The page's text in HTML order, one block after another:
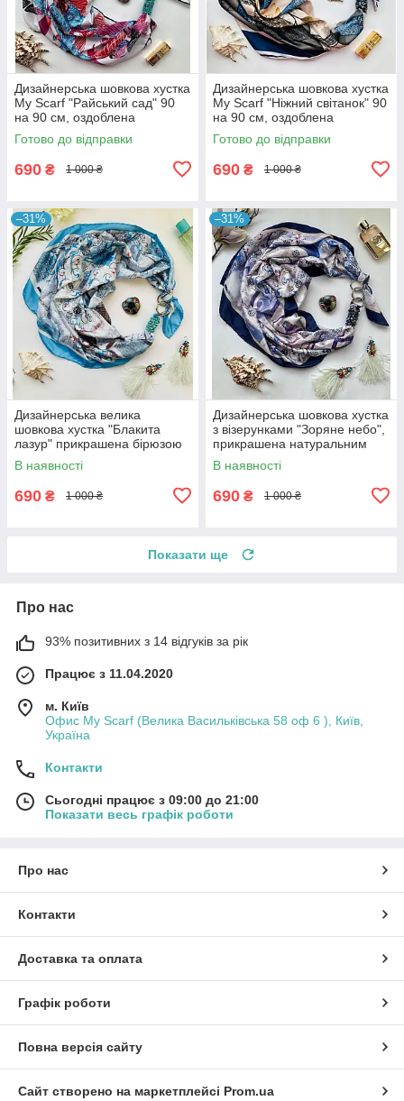
Дизайнерська шовкова хустка
My Scarf "Райський сад" 90
на 90 см, оздоблена
камінням бірюза
Готово до відправки
690 ₴ 1 000 ₴
Дизайнерська шовкова хустка
My Scarf "Ніжний світанок" 90
на 90 см, оздоблена
камінням содаліт
Готово до відправки
690 ₴ 1 000 ₴
–31%
Дизайнерська велика
шовкова хустка "Блакита
лазур" прикрашена бірюзою
90 на 90 см
В наявності
690 ₴ 1 000 ₴
–31%
Дизайнерська шовкова хустка
з візерунками "Зоряне небо",
прикрашена натуральним
каменем содалит, 90 на 90
см
В наявності
690 ₴ 1 000 ₴
Показати ще
Про нас
93% позитивних з 14 відгуків за рік
Працює з 11.04.2020
м. Київ
Офис My Scarf (Велика Васильківська 58 оф 6 ), Київ,
Україна
Контакти
Сьогодні працює з 09:00 до 21:00
Показати весь графік роботи
Про нас
Контакти
Доставка та оплата
Графік роботи
Повна версія сайту
Сайт створено на маркетплейсі Prom.ua